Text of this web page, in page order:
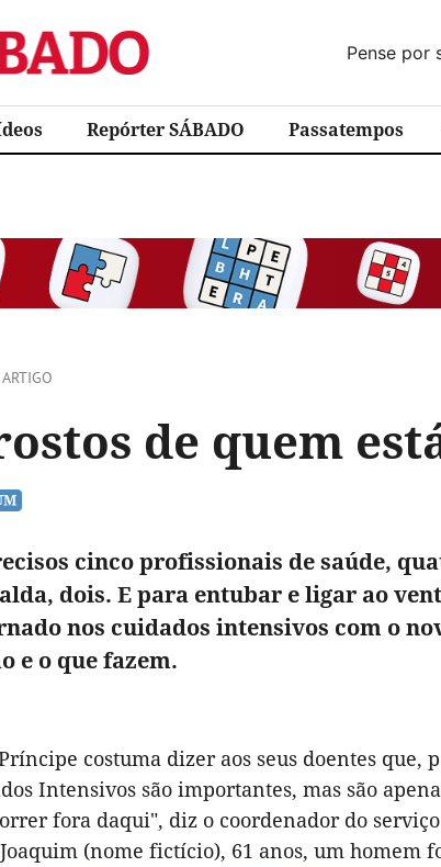
Pense por
Repórter SÁBADO Passatempos
de quem
cinco profissionais de saúde,
dois. E para entubar e ligar ao
nos cuidados intensivos com o
e o que fazem.
costuma dizer aos seus doentes
Intensivos são importantes, mas são
fora daqui", diz o coordenador do
(nome fictício), 61 anos, um homem